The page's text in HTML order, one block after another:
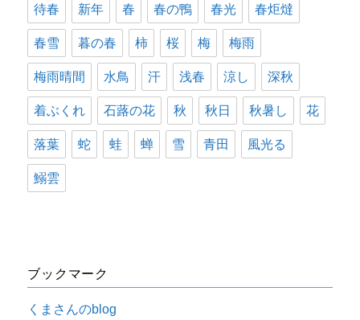
待春 新年 春 春の鴨 春光 春炬燵
春雪 暮の春 柿 桜 梅 梅雨
梅雨晴間 水鳥 汗 浅春 涼し 深秋
着ぶくれ 石蕗の花 秋 秋日 秋暑し 花
落葉 蛇 蛙 蝉 雪 青田 風光る
鰯雲
ブックマーク
くまさんのblog